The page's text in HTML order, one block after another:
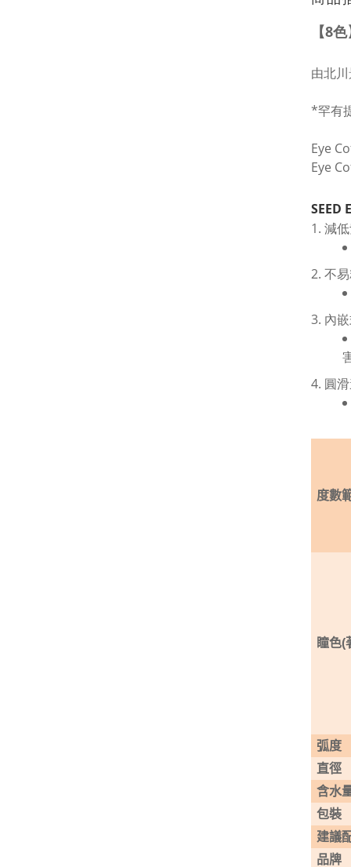
【8
由北
*罕有
Eye
Eye
SEED
1. 減
2. 不
3. 內
4. 圓
度數
瞳色(
弧度
直徑
含水
包裝
建議
品牌